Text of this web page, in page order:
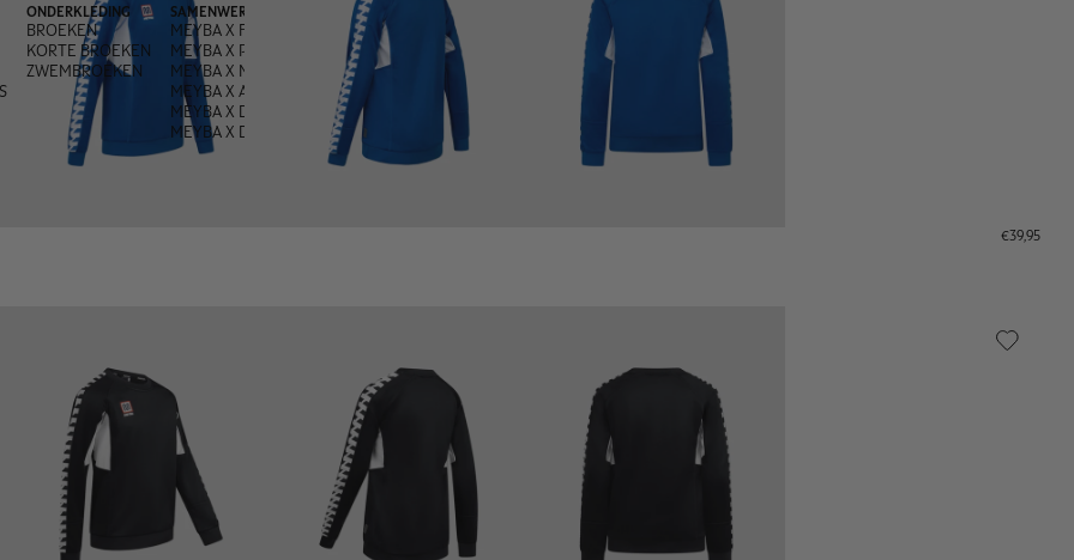
ONDERKLEDING
BROEKEN
KORTE BROEKEN
ZWEMBROEKEN
SAMENWERKINGEN
MEYBA X FRED PERRY
MEYBA X PACHANGA
MEYBA X MONEGROS
MEYBA X ANDREA OLIVA
MEYBA X DEFECTED
MEYBA X DOWNLOAD
€39,95